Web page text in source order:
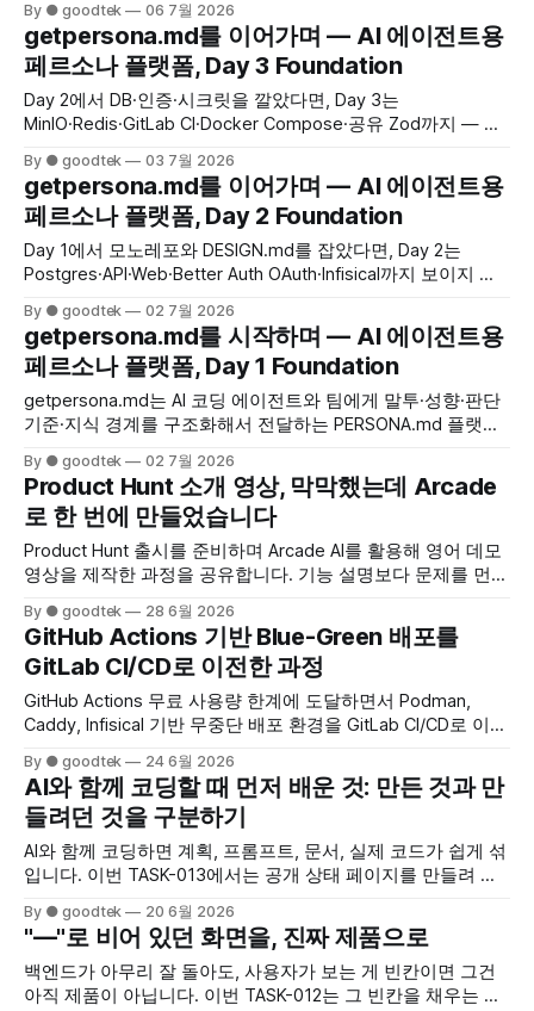
By ● goodtek 06 7월 2026
getpersona.md를 이어가며 — AI 에이전트용
페르소나 플랫폼, Day 3 Foundation
Day 2에서 DB·인증·시크릿을 깔았다면, Day 3는
MinIO·Redis·GitLab CI·Docker Compose·공유 Zod까지 — 카
·계약 바닥을 한 번에 깔았습니다. Build in Public로, 화면 0개
인 주에 왜 이 작업을 먼저 했는지 정리합니다.
By ● goodtek 03 7월 2026
getpersona.md를 이어가며 — AI 에이전트용
페르소나 플랫폼, Day 2 Foundation
Day 1에서 모노레포와 DESIGN.md를 잡았다면, Day 2는
Postgres·API·Web·Better Auth OAuth·Infisical까지 보이지 않
텅 비어 보이는 이유와, 그래도 지금 Foundation을 먼저 닫아
둔 이유를 정리했습니다.
By ● goodtek 02 7월 2026
getpersona.md를 시작하며 — AI 에이전트용
페르소나 플랫폼, Day 1 Foundation
getpersona.md는 AI 코딩 에이전트와 팀에게 말투·성향·판단
기준·지식 경계를 구조화해서 전달하는 PERSONA.md 플랫폼
DESIGN.md 컬렉션”이라면, getpersona.md는 “AI에게 페르소
나를 주는 PERSONA.md 컬렉션”을 목표로 합니다. 오늘은 카
탈로그나 결제 UI 같은 겉모습은 거의 없습니다. 대신 모노레
포, 제품 계약서, 디자인 시스템, SEO/AEO/GEO 골격까지 — 나
중에 후회하지 않을 Foundation만 쌓았습니다.
By ● goodtek 02 7월 2026
Product Hunt 소개 영상, 막막했는데 Arcade
로 한 번에 만들었습니다
Product Hunt 출시를 준비하며 Arcade AI를 활용해 영어 데모
영상을 제작한 과정을 공유합니다. 기능 설명보다 문제를 먼저
담았습니다.
By ● goodtek 28 6월 2026
GitHub Actions 기반 Blue-Green 배포를
GitLab CI/CD로 이전한 과정
GitHub Actions 무료 사용량 한계에 도달하면서 Podman,
Caddy, Infisical 기반 무중단 배포 환경을 GitLab CI/CD로 이전
By ● goodtek 24 6월 2026
AI와 함께 코딩할 때 먼저 배운 것: 만든 것과 만
들려던 것을 구분하기
AI와 함께 코딩하면 계획, 프롬프트, 문서, 실제 코드가 쉽게 섞
입니다. 이번 TASK-013에서는 공개 상태 페이지를 만들려 했
추적, 디자인 정합 작업이었습니다. 이번 글에서는 TASK 이름
보다 머지된 코드를 기준으로 사실을 검증한 과정과, Realtime
아키텍처·비동기 상태 모델·공통 계약 관리 등 AI와 함께 개발
할 때 놓치기 쉬운 기준들을 정리합니다. Build in Public 관점에
By ● goodtek 20 6월 2026
"—"로 비어 있던 화면을, 진짜 제품으로
백엔드가 아무리 잘 돌아도, 사용자가 보는 게 빈칸이면 그건
아직 제품이 아닙니다. 이번 TASK-012는 그 빈칸을 채우는 일